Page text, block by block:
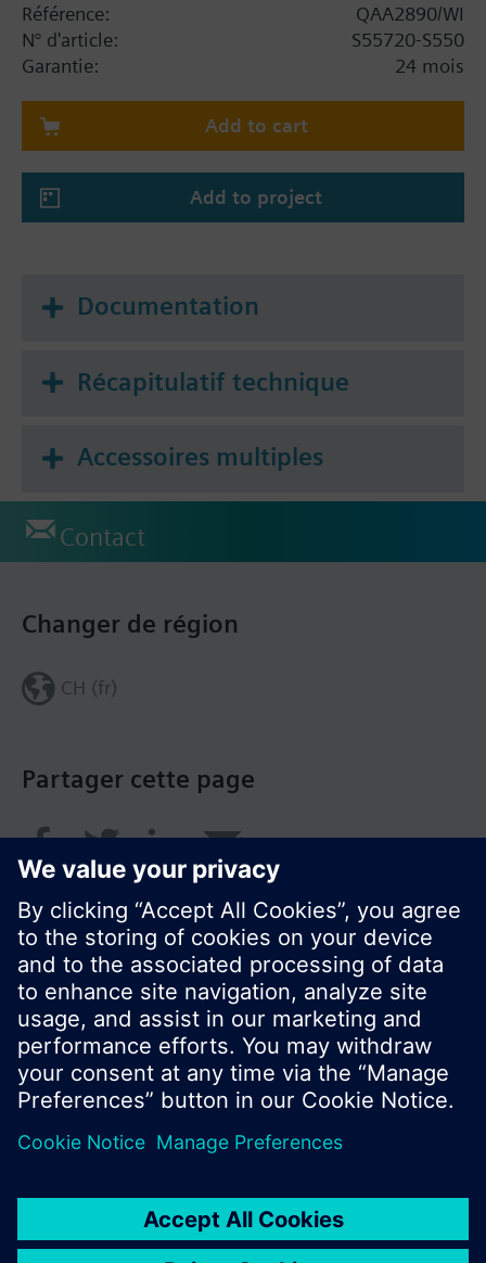
Référence:
QAA2890/WI
N° d'article:
S55720-S550
Garantie:
24 mois
Add to cart
Add to project
Documentation
Récapitulatif technique
Accessoires multiples
Contact
Partager cette page
Changer de région
CH (fr)
© Siemens Switzerland Ltd. 2018
Le portefeuille des produits peut varier en
Conditions d'utilisation